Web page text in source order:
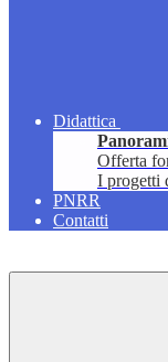
Didattica
Offerta
I progetti
PNRR
Contatti